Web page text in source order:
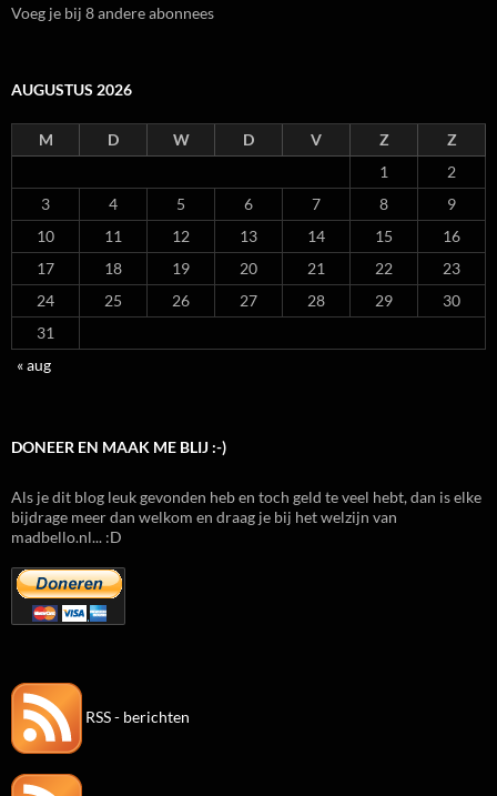
Voeg je bij 8 andere abonnees
AUGUSTUS 2026
M D W D V Z
Z
1
2
3
4 5 6 7 8
9
10
11 12 13 14 15
16
17
18 19 20 21 22
23
24
25 26 27 28 29
30
31
« aug
DONEER EN MAAK ME BLIJ :-)
Als je dit blog leuk gevonden heb en toch geld te veel hebt, dan is elke
bijdrage meer dan welkom en draag je bij het welzijn van
madbello.nl... :D
RSS - berichten